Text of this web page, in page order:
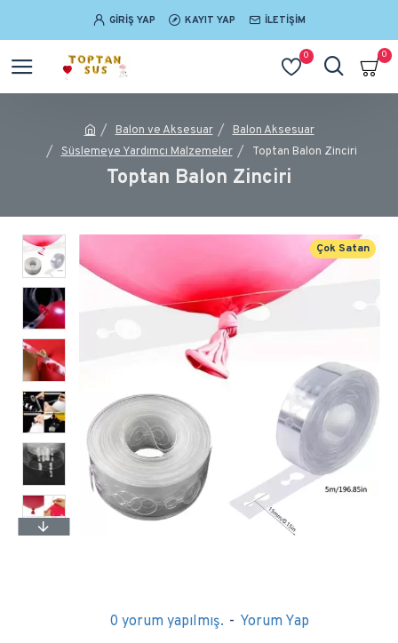
GIRIŞ YAP KAYIT YAP İLETIŞIM
0 0
Balon ve Aksesuar
Balon Aksesuar
Süslemeye Yardımcı Malzemeler
Toptan Balon Zinciri
Toptan Balon Zinciri
Çok Satan
0 yorum yapılmış. - Yorum Yap